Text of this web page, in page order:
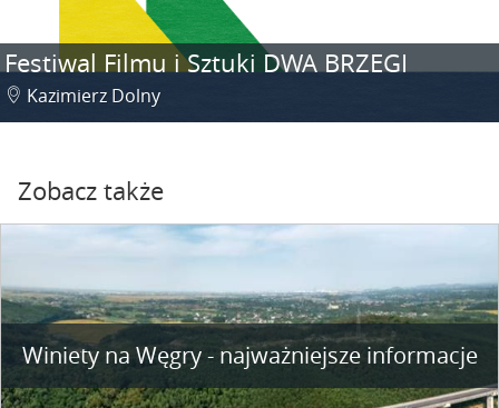
Festiwal Filmu i Sztuki DWA BRZEGI
Kazimierz Dolny
Zobacz także
Winiety na Węgry - najważniejsze informacje